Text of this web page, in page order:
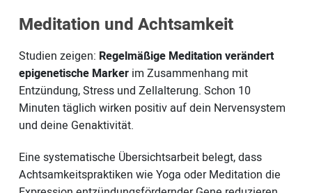
Meditation und Achtsamkeit
Studien zeigen: Regelmäßige Meditation verändert
epigenetische Markerim Zusammenhang mit
Entzündung, Stress und Zellalterung. Schon 10
Minuten täglich wirken positiv auf dein Nervensystem
und deine Genaktivität.
Eine systematische Übersichtsarbeit belegt, dass
Achtsamkeitspraktiken wie Yoga oder Meditation die